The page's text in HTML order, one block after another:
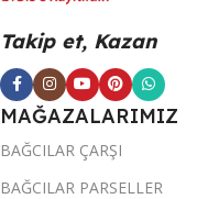
Takip et, Kazan
MAĞAZALARIMIZ
BAĞCILAR ÇARŞI
BAĞCILAR PARSELLER